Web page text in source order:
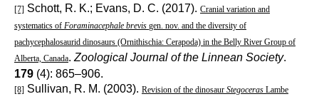
[7] Schott, R. K.; Evans, D. C. (2017). Cranial variation and
systematics of Foraminacephale brevis gen. nov. and the diversity of
pachycephalosaurid dinosaurs (Ornithischia: Cerapoda) in the Belly River Group of
Alberta, Canada. Zoological Journal of the Linnean Society.
179 (4): 865–906.
[8] Sullivan, R. M. (2003). Revision of the dinosaur Stegoceras Lambe